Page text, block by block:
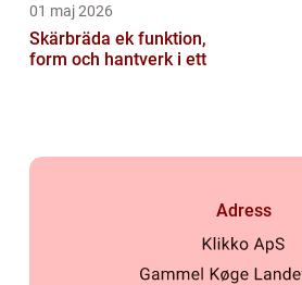
01 maj 2026
Skärbräda ek funktion,
form och hantverk i ett
Adress